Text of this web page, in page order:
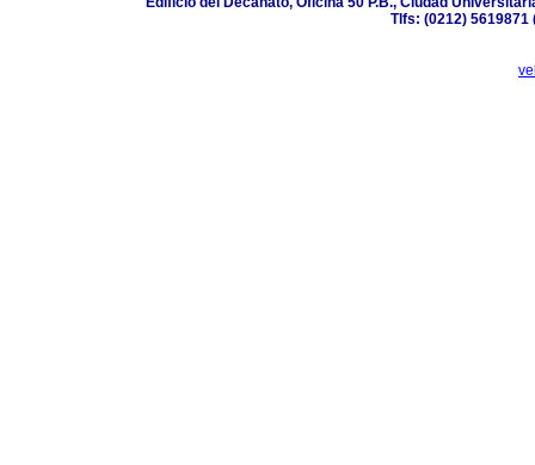
Tlfs: (0212) 5619871